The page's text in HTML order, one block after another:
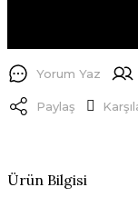
Yorum Yaz
Paylaş
Ürün Bilgisi